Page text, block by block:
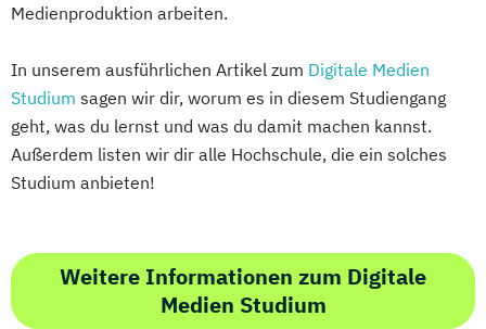
Medienproduktion arbeiten.
In unserem ausführlichen Artikel zum Digitale Medien
Studium sagen wir dir, worum es in diesem Studiengang
geht, was du lernst und was du damit machen kannst.
Außerdem listen wir dir alle Hochschule, die ein solches
Studium anbieten!
Weitere Informationen zum Digitale
Medien Studium